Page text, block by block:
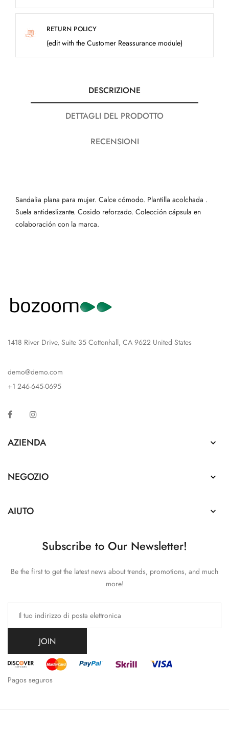
RETURN POLICY
(edit with the Customer Reassurance module)
DESCRIZIONE
DETTAGLI DEL PRODOTTO
RECENSIONI
Sandalia plana para mujer. Calce cómodo. Plantilla acolchada .
Suela antideslizante. Cosido reforzado. Colección cápsula en
colaboración con la marca.
1418 River Drive, Suite 35 Cottonhall, CA 9622 United States
demo@demo.com
+1 246-645-0695
Facebook
AZIENDA 
NEGOZIO 
AIUTO 
Subscribe to Our Newsletter!
Be the first to get the latest news about trends, promotions, and much
more!
JOIN
Pagos seguros